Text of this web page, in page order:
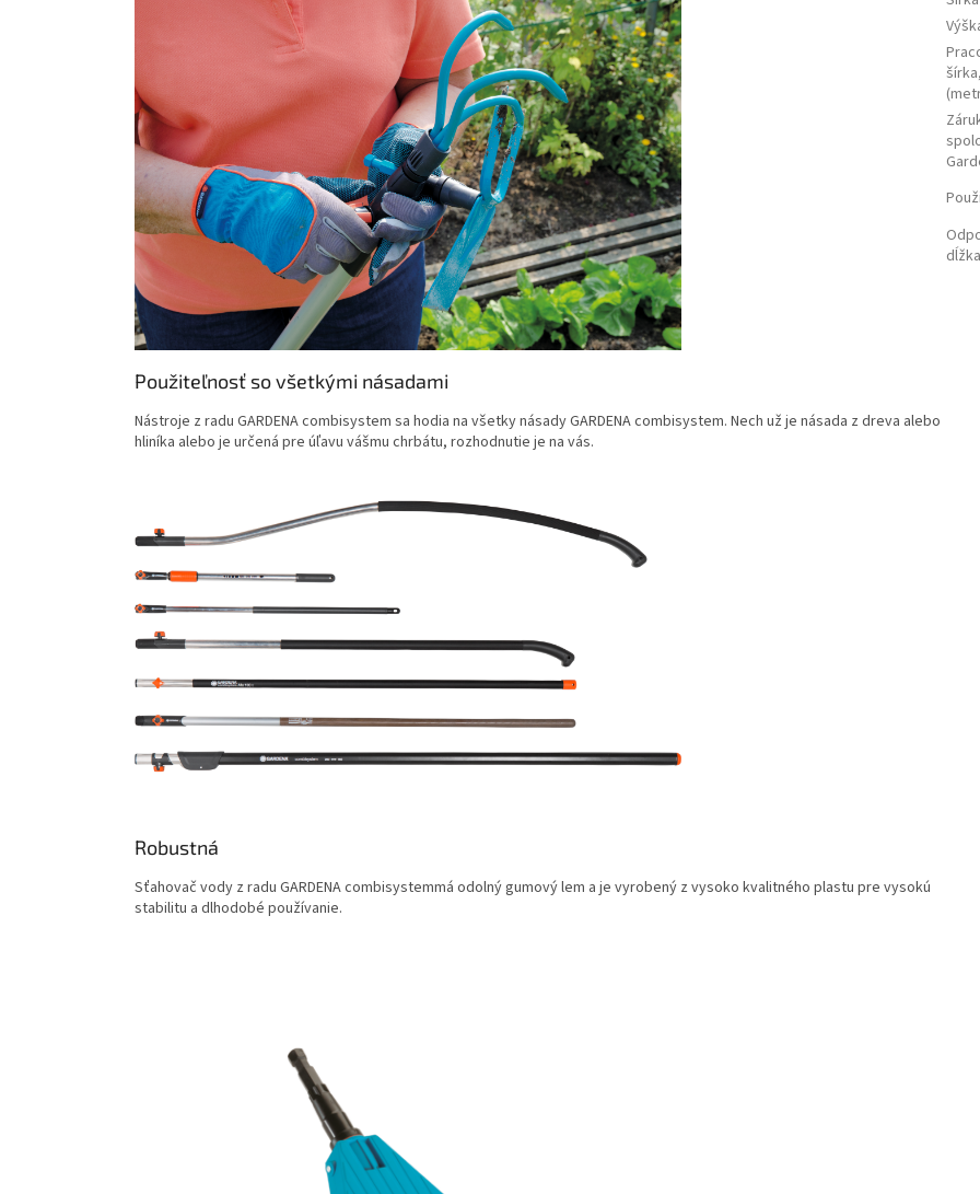
Použiteľnosť so všetkými násadami
Nástroje z radu GARDENA combisystem sa hodia na všetky násady GARDENA combisystem. Nech už je násada z dreva alebo
hliníka alebo je určená pre úľavu vášmu chrbátu, rozhodnutie je na vás.
Robustná
Sťahovač vody z radu GARDENA combisystemmá odolný gumový lem a je vyrobený z vysoko kvalitného plastu pre vysokú
stabilitu a dlhodobé používanie.